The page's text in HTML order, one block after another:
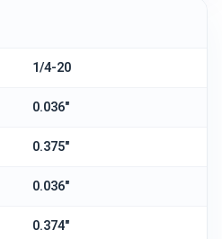
1/4-20
0.036"
0.375"
0.036"
0.374"